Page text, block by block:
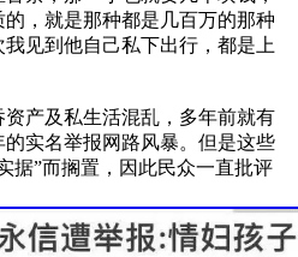
，就是那种都是几百万的那种
见到他自己私下出行，都是上
产及私生活混乱，多年前就有
实名举报网路风暴。但是这些
据”而搁置，因此民众一直批评